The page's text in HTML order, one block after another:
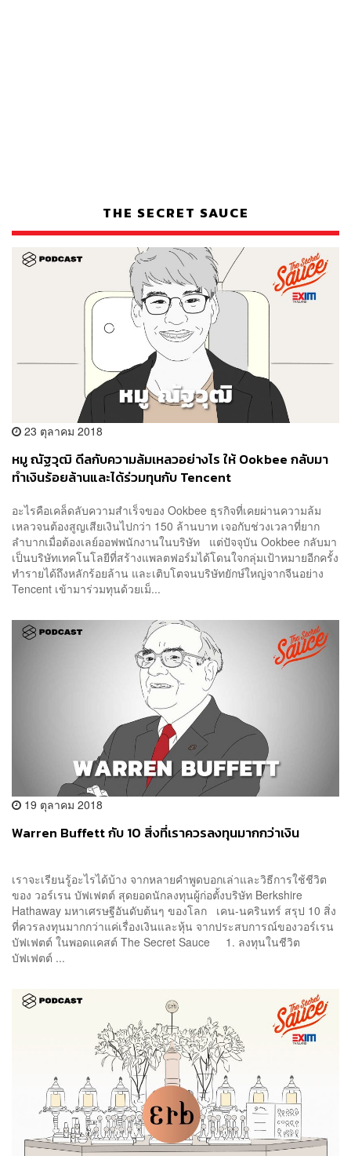
THE SECRET SAUCE
23 ตุลาคม 2018
หมู ณัฐวุฒิ ดีลกับความล้มเหลวอย่างไร ให้ Ookbee กลับมา
ทำเงินร้อยล้านและได้ร่วมทุนกับ Tencent
อะไรคือเคล็ดลับความสำเร็จของ Ookbee ธุรกิจที่เคยผ่านความล้ม
เหลวจนต้องสูญเสียเงินไปกว่า 150 ล้านบาท เจอกับช่วงเวลาที่ยาก
ลำบากเมื่อต้องเลย์ออฟพนักงานในบริษัท แต่ปัจจุบัน Ookbee กลับมา
เป็นบริษัทเทคโนโลยีที่สร้างแพลตฟอร์มได้โดนใจกลุ่มเป้าหมายอีกครั้ง
ทำรายได้ถึงหลักร้อยล้าน และเติบโตจนบริษัทยักษ์ใหญ่จากจีนอย่าง
Tencent เข้ามาร่วมทุนด้วยเม็...
19 ตุลาคม 2018
Warren Buffett กับ 10 สิ่งที่เราควรลงทุนมากกว่าเงิน
เราจะเรียนรู้อะไรได้บ้าง จากหลายคำพูดบอกเล่าและวิธีการใช้ชีวิต
ของ วอร์เรน บัฟเฟตต์ สุดยอดนักลงทุนผู้ก่อตั้งบริษัท Berkshire
Hathaway มหาเศรษฐีอันดับต้นๆ ของโลก เคน-นครินทร์ สรุป 10 สิ่ง
ที่ควรลงทุนมากกว่าแค่เรื่องเงินและหุ้น จากประสบการณ์ของวอร์เรน
บัฟเฟตต์ ในพอดแคสต์ The Secret Sauce 1. ลงทุนในชีวิต
บัฟเฟตต์ ...